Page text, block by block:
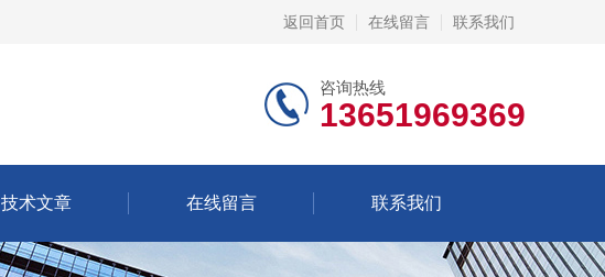
返回首页 在线留言 联系我们
咨询热线
13651969369
技术文章 在线留言 联系我们